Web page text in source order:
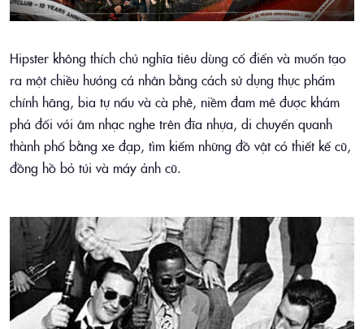
Hipster không thích chủ nghĩa tiêu dùng cổ điển và muốn tạo
ra một chiều hướng cá nhân bằng cách sử dụng thực phẩm
chính hãng, bia tự nấu và cà phê, niềm đam mê được khám
phá đối với âm nhạc nghe trên đĩa nhựa, di chuyển quanh
thành phố bằng xe đạp, tìm kiếm những đồ vật có thiết kế cũ,
đồng hồ bỏ túi và máy ảnh cũ.